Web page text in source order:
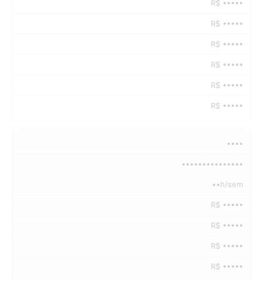
R$ •••••
R$ •••••
R$ •••••
R$ •••••
R$ •••••
R$ •••••
••••
•••••••••••••••
••h/sem
R$ •••••
R$ •••••
R$ •••••
R$ •••••